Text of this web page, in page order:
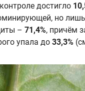
достигло
но
– 71,4%, причём
упала до 33,3%